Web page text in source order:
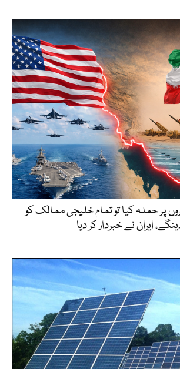
پر حملہ کیا تو تمام خلیجی ممالک کو
ایران نے خبردار کر دیا